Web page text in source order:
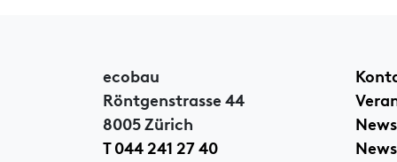
ecobau
Röntgenstrasse 44
8005 Zürich
T 044 241 27 40
News